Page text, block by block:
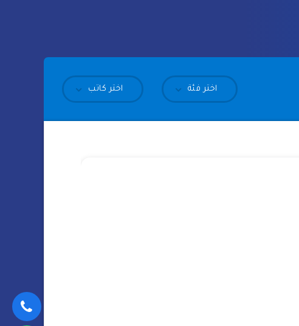
اختر كاتب اختر فئة